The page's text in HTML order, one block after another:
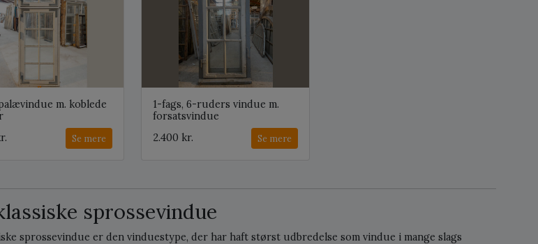
m. koblede
Se mere
1-fags, 6-ruders vindue m.
forsatsvindue
2.400 kr.
Se mere
sprossevindue
sprossevindue er den vinduestype, der har haft størst udbredelse som vindue i mange slags